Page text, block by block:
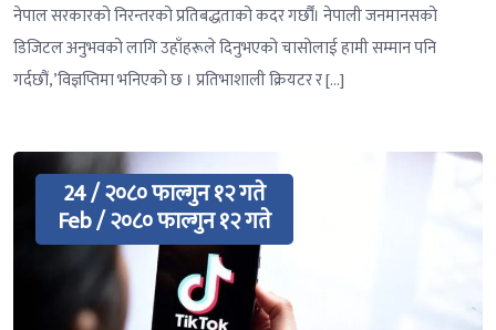
नेपाल सरकारको निरन्तरको प्रतिबद्धताको कदर गर्छौं। नेपाली जनमानसको
डिजिटल अनुभवको लागि उहाँहरूले दिनुभएको चासोलाई हामी सम्मान पनि
गर्दछौं,’विज्ञप्तिमा भनिएको छ । प्रतिभाशाली क्रियटर र […]
24 / २०८० फाल्गुन १२ गते
Feb / २०८० फाल्गुन १२ गते